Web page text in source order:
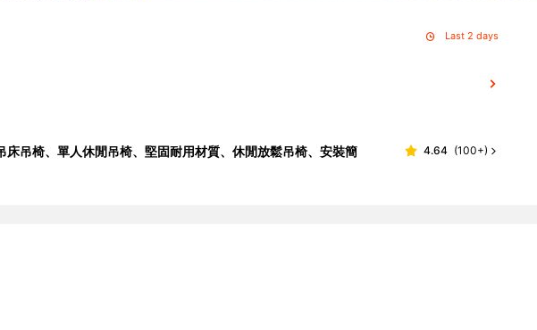
Last 2 days
吊椅、單人休閒吊椅、堅固耐用材質、休閒放鬆吊椅、安裝簡
4.64 (100+)